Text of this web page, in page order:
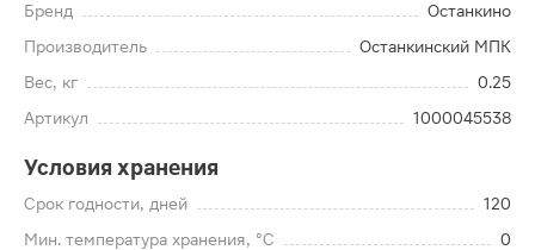
Бренд
Останкино
Производитель
Останкинский МПК
Вес, кг
0.25
Артикул
1000045538
Условия хранения
Срок годности, дней
120
Мин. температура хранения, °C
0